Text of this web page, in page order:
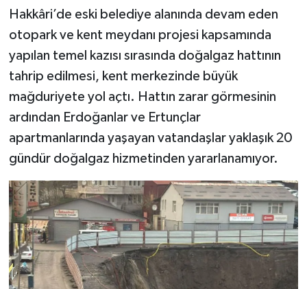
Hakkâri’de eski belediye alanında devam eden
otopark ve kent meydanı projesi kapsamında
yapılan temel kazısı sırasında doğalgaz hattının
tahrip edilmesi, kent merkezinde büyük
mağduriyete yol açtı. Hattın zarar görmesinin
ardından Erdoğanlar ve Ertunçlar
apartmanlarında yaşayan vatandaşlar yaklaşık 20
gündür doğalgaz hizmetinden yararlanamıyor.
YAŞAM